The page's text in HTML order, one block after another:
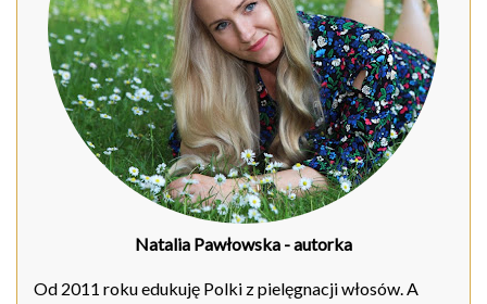
Natalia Pawłowska - autorka
Od 2011 roku edukuję Polki z pielęgnacji włosów. A